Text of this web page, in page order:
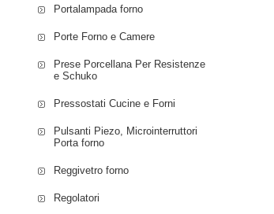
Portalampada forno
Porte Forno e Camere
Prese Porcellana Per Resistenze
e Schuko
Pressostati Cucine e Forni
Pulsanti Piezo, Microinterruttori
Porta forno
Reggivetro forno
Regolatori